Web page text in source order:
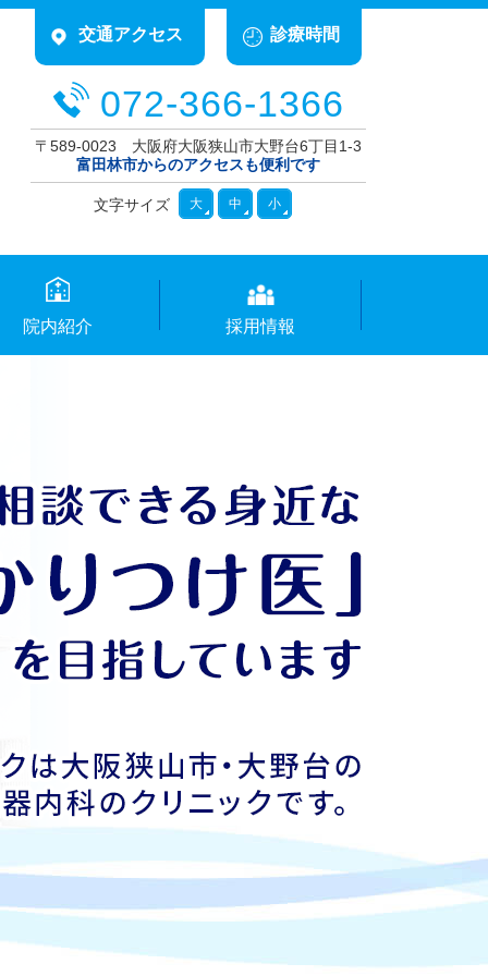
交通アクセス 診療時間
072-366-1366
〒589-0023 大阪府大阪狭山市大野台6丁目1-3
富田林市からのアクセスも便利です
文字サイズ 大 中 小
院内紹介 採用情報